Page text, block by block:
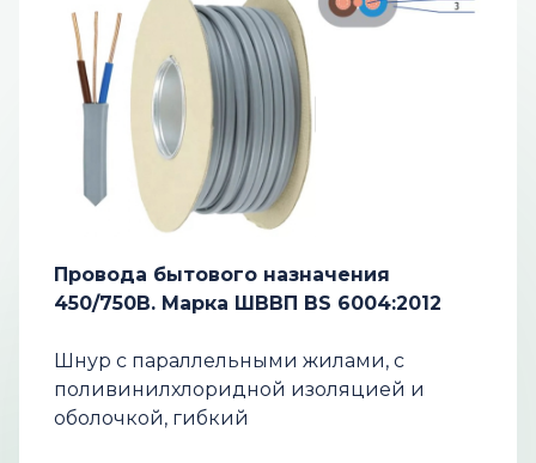
Провода бытового назначения
450/750В. Марка ШВВП BS 6004:2012
Шнур с параллельными жилами, с
поливинилхлоридной изоляцией и
оболочкой, гибкий